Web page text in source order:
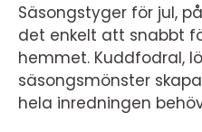
Säsongstyger för jul,
det enkelt att snabbt
hemmet. Kuddfodral,
säsongsmönster
hela inredningen